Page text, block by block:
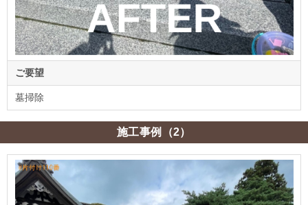
ご要望
墓掃除
施工事例（2）